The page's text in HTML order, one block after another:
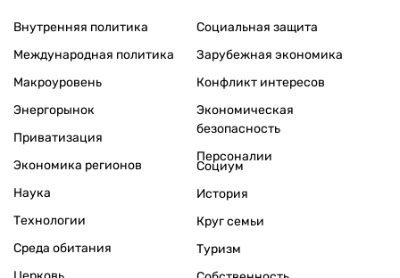
Внутренняя политика
Международная политика
Макроуровень
Энергорынок
Приватизация
Экономика регионов
Социальная защита
Зарубежная экономика
Конфликт интересов
Экономическая
безопасность
Персоналии
Наука
Технологии
Среда обитания
Социум
История
Круг семьи
Туризм